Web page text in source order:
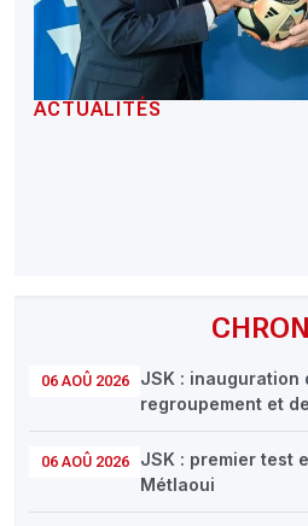
06 AOÛ 2026
JSK : inauguration
regroupement et
06 AOÛ 2026
JSK : premier test
Métlaoui
ACTUALITÉS